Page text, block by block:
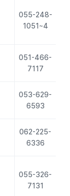
055-248-
1051~4
051-466-
7117
053-629-
6593
062-225-
6336
055-326-
7131